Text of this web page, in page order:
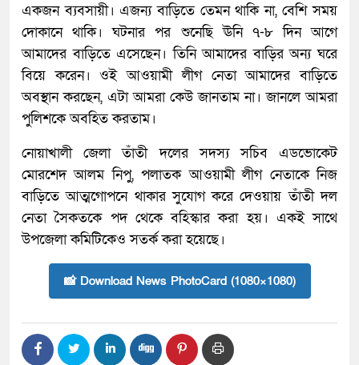
একজন ব্যবসায়ী। এজন্য বাড়িতে তেমন থাকি না, বেশি সময়
দোকানে থাকি। ঘটনার পর শুনেছি ঊনি ৭-৮ দিন আগে
আমাদের বাড়িতে এসেছেন। তিনি আমাদের বাড়ির অন্য ঘরে
বিয়ে করেন। ওই আওয়ামী লীগ নেতা আমাদের বাড়িতে
অবস্থান করছেন, এটা আমরা কেউ জানতাম না। জানলে আমরা
পুলিশকে অবহিত করতাম।
নোয়াখালী জেলা তাঁতী দলের সদস্য সচিব এডভোকেট
মোরশেদ আলম নিপু, পলাতক আওয়ামী লীগ নেতাকে নিজ
বাড়িতে আত্মগোপনে থাকার সুযোগ করে দেওয়ায় তাঁতী দল
নেতা সৈকতকে পদ থেকে বহিস্কার করা হয়। একই সাথে
উপজেলা কমিটিকেও সতর্ক করা হয়েছে।
📸 Download News PhotoCard (1080×1080)